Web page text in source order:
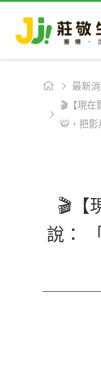
最新
🎬【現
🐯，把影
🎬【
說：